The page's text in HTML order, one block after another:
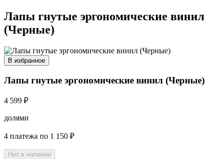
Лапы гнутые эргономические винил
(Черные)
В избранное
Лапы гнутые эргономические винил (Черные)
4 599 ₽
долями
4 платежа по 1 150 ₽
Нет в наличии